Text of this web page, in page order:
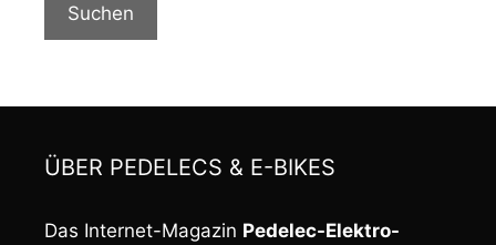
Suchen
ÜBER PEDELECS & E-BIKES
Das Internet-Magazin Pedelec-Elektro-